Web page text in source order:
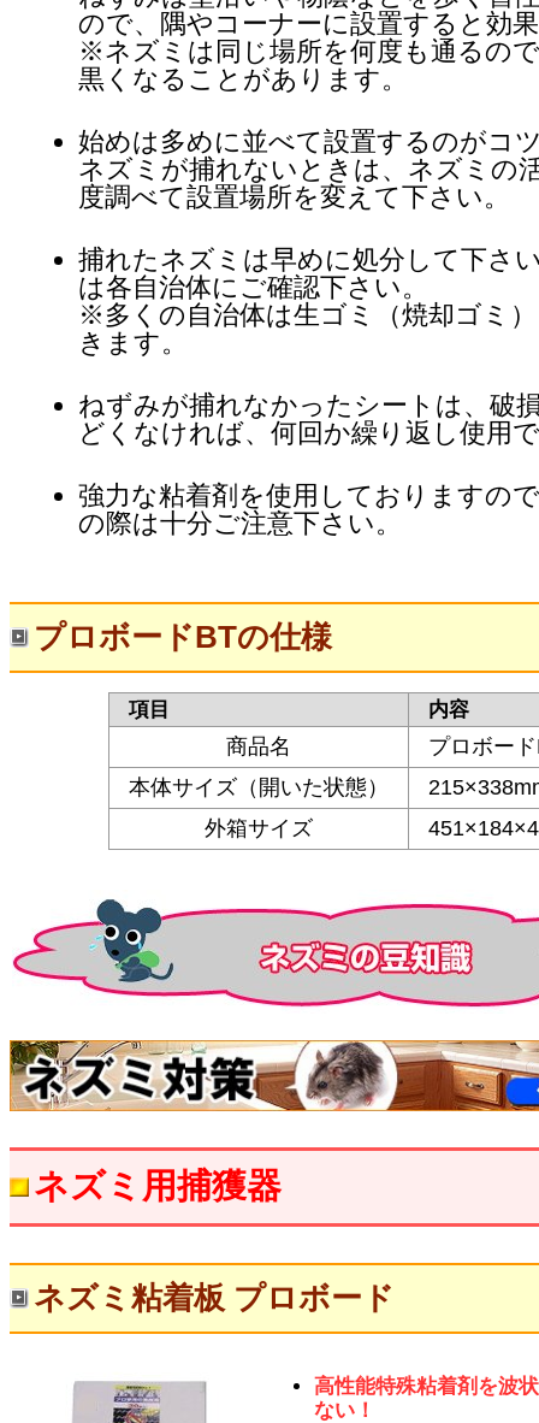
ので、隅やコーナーに設置すると効
※ネズミは同じ場所を何度も通るの
黒くなることがあります。
始めは多めに並べて設置するのがコ
ネズミが捕れないときは、ネズミの
度調べて設置場所を変えて下さい。
捕れたネズミは早めに処分して下さ
は各自治体にご確認下さい。
※多くの自治体は生ゴミ（焼却ゴミ
きます。
ねずみが捕れなかったシートは、破
どくなければ、何回か繰り返し使用
強力な粘着剤を使用しておりますの
の際は十分ご注意下さい。
プロボードBTの仕様
項目 内容
商品名
プロボー
本体サイズ（開いた状態）
外箱サイズ
ネズミ用捕獲器
ネズミ粘着板 プロボード
高性能特殊粘着剤を波
ない！